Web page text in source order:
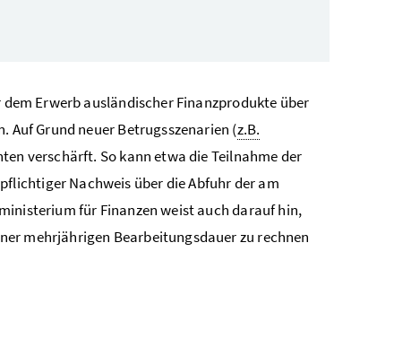
Erwerb ausländischer Finanzprodukte über
Grund neuer Betrugsszenarien (z.B.
verschärft. So kann etwa die Teilnahme der
Nachweis über die Abfuhr der am
für Finanzen weist auch darauf hin,
mehrjährigen Bearbeitungsdauer zu rechnen